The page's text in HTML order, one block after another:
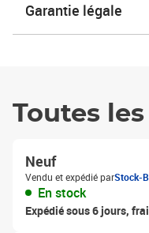
Garantie légale
Toutes
Neuf
Vendu et expédié parStock-
En stock
Expédié sous 6 jours,